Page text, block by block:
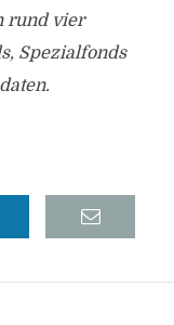
rund vier
Spezialfonds